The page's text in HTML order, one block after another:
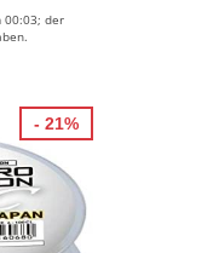
00:03; der
- 21%